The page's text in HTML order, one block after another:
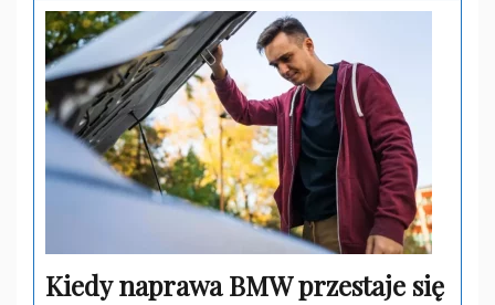
Kiedy naprawa BMW przestaje się